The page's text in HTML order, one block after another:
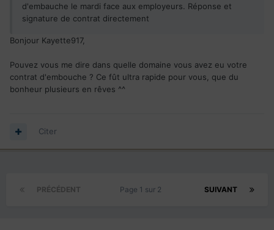
d'embauche le mardi face aux employeurs. Réponse et
signature de contrat directement
Bonjour Kayette917,
Pouvez vous me dire dans quelle domaine vous avez eu votre
contrat d'embouche ? Ce fût ultra rapide pour vous, que du
bonheur plusieurs en rêves ^^
Citer
PRÉCÉDENT SUIVANT
Page 1 sur 2